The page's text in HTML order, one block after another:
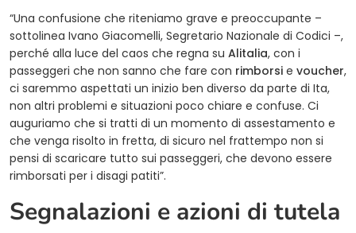
“Una confusione che riteniamo grave e preoccupante –
sottolinea Ivano Giacomelli, Segretario Nazionale di Codici –,
perché alla luce del caos che regna su Alitalia, con i
passeggeri che non sanno che fare con rimborsi e voucher,
ci saremmo aspettati un inizio ben diverso da parte di Ita,
non altri problemi e situazioni poco chiare e confuse. Ci
auguriamo che si tratti di un momento di assestamento e
che venga risolto in fretta, di sicuro nel frattempo non si
pensi di scaricare tutto sui passeggeri, che devono essere
rimborsati per i disagi patiti”.
Segnalazioni e azioni di tutela